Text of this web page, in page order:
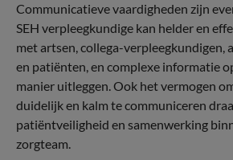
Communicatieve vaardigheden zijn
SEH verpleegkundige kan helder en
met artsen, collega-verpleegkundigen,
en patiënten, en complexe informatie
manier uitleggen. Ook het vermogen
duidelijk en kalm te communiceren
patiëntveiligheid en samenwerking
zorgteam.